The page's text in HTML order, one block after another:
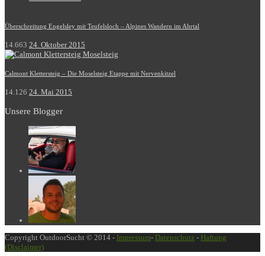
Überschreitung Engelsley mit Teufelsloch – Alpines Wandern im Ahrtal
14.663 24. Oktober 2015
Calmont Klettersteig – Die Moselsteig Etappe mit Nervenkitzel
14.126 24. Mai 2015
Unsere Blogger
Copyright OutdoorSucht © 2014 - Impressum- Datenschutz - Haftung
(Disclaimer)